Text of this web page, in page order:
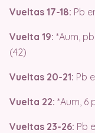
Vueltas 17-18: Pb
Vuelta 19: *Aum,
(42)
Vueltas 20-21: Pb
Vuelta 22: *Aum, 6
Vueltas 23-26: Pb